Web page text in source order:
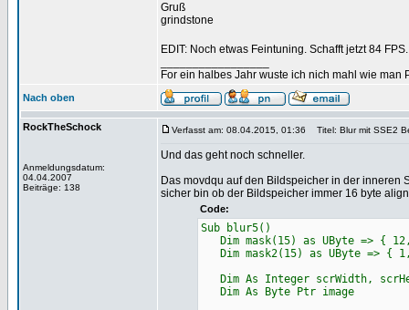
Gruß
grindstone
EDIT: Noch etwas Feintuning. Schafft jetzt 84
For ein halbes Jahr wuste ich nich mahl wie man
Nach oben
RockTheSchock
Anmeldungsdatum:
04.04.2007
Beiträge: 138
Verfasst am: 08.04.2015, 01:36 Titel: Blur mit SSE2
Und das geht noch schneller.
Das movdqu auf den Bildspeicher in der inneren
sicher bin ob der Bildspeicher immer 16 byte
Code:
Sub blur5()
Dim mask(15) as UByte => {
Dim mask2(15) as UByte =>
Dim As Integer scrWidth,
Dim As Byte Ptr image